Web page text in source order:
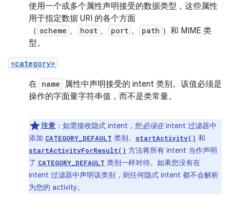
使用一个或多个属性声明接受的数据类型，这些属性
用于指定数据 URI 的各个方面
（ scheme 、 host 、 port 、 path ）和 MIME 类
型。
<category>
在 name
属性中声明接受的 intent 类别。该值必须是
操作的字面量字符串值，而不是类常量。
注意 ：如需接收隐式 intent，您必须在intent 过滤器中
添加 CATEGORY_DEFAULT 类别。 startActivity() 和
startActivityForResult() 方法将所有 intent 当作声明
了 CATEGORY_DEFAULT 类别一样对待。如果您没有在
intent 过滤器中声明该类别，则任何隐式 intent 都不会解析
为您的 activity。